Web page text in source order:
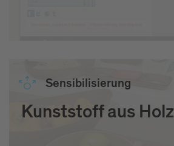
Sen­si­bi­li­sie­rung
Kunststoff aus Holz